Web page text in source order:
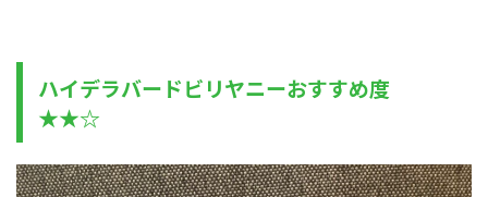
ハイデラバードビリヤニーおすすめ度
★★☆